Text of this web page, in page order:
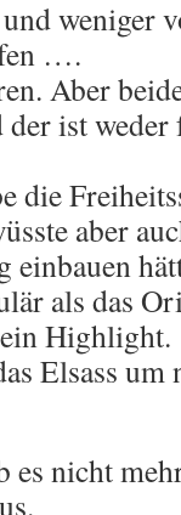
weniger
….
Aber
ist weder
die
aber
einbauen
als das
Highlight.
Elsass um
es nicht